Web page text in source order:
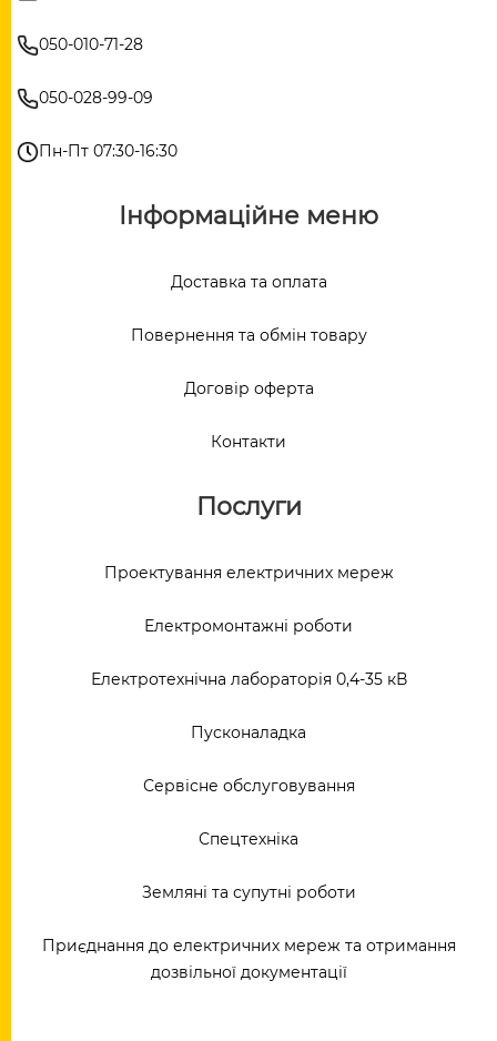
050-010-71-28
050-028-99-09
Пн-Пт 07:30-16:30
Інформаційне меню
Доставка та оплата
Повернення та обмін товару
Договір оферта
Контакти
Послуги
Проектування електричних мереж
Електромонтажні роботи
Електротехнічна лабораторія 0,4-35 кВ
Пусконаладка
Сервісне обслуговування
Спецтехніка
Земляні та супутні роботи
Приєднання до електричних мереж та отримання
дозвільної документації